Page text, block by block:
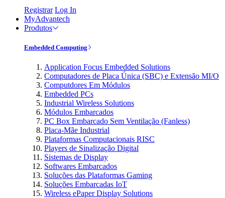
Registrar Log In
MyAdvantech
Produtos
Embedded Computing
Application Focus Embedded Solutions
Computadores de Placa Única (SBC) e Extensão MI/O
Computdores Em Módulos
Embedded PCs
Industrial Wireless Solutions
Módulos Embarcados
PC Box Embarcado Sem Ventilação (Fanless)
Placa-Mãe Industrial
Plataformas Computacionais RISC
Players de Sinalização Digital
Sistemas de Display
Softwares Embarcados
Soluções das Plataformas Gaming
Soluções Embarcadas IoT
Wireless ePaper Display Solutions